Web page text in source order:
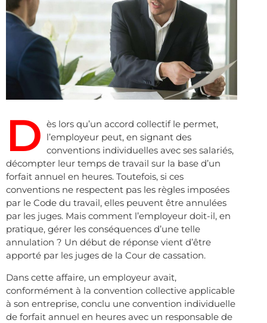
D ès lors qu’un accord collectif le permet,
l’employeur peut, en signant des
conventions individuelles avec ses salariés,
décompter leur temps de travail sur la base d’un
forfait annuel en heures. Toutefois, si ces
conventions ne respectent pas les règles imposées
par le Code du travail, elles peuvent être annulées
par les juges. Mais comment l’employeur doit-il, en
pratique, gérer les conséquences d’une telle
annulation ? Un début de réponse vient d’être
apporté par les juges de la Cour de cassation.
Dans cette affaire, un employeur avait,
conformément à la convention collective applicable
à son entreprise, conclu une convention individuelle
de forfait annuel en heures avec un responsable de